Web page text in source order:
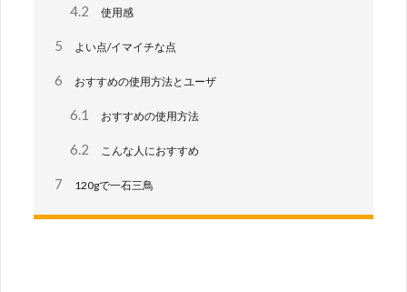
4.2 使用感
5 よい点/イマイチな点
6 おすすめの使用方法とユーザ
6.1 おすすめの使用方法
6.2 こんな人におすすめ
7 120gで一石三鳥